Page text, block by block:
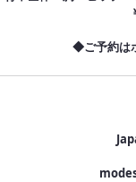
◆ご予約は